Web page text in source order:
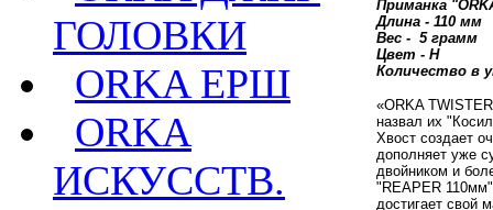
ГОЛОВКИ
ORKA ЕРШ
ORKA
ИСКУССТВ.
Приманка
Длина - 110 мм
Вес - 5 грамм
Цвет - H
Количество в
«ORKA
назвал их
Хвост создает
дополняет уже
двойником и
"REAPER
достигает свой